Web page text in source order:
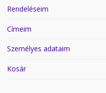
Rendeléseim
Címeim
Személyes adataim
Kosár